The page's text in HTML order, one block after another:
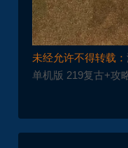
未经允许不得转载：
单机版 219复古+攻